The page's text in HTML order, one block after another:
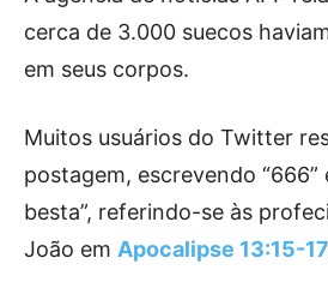
cerca de 3.000 suecos
em seus corpos.
Muitos usuários do Twitter
postagem, escrevendo “666”
besta”, referindo-se às
João em Apocalipse 13:15-17